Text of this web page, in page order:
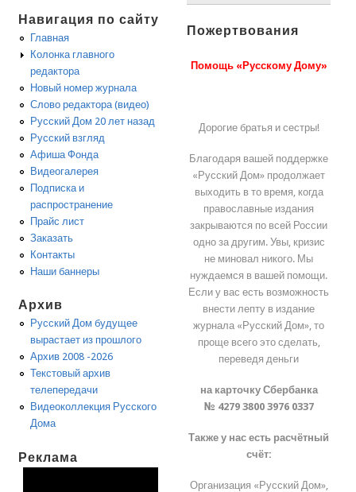
Навигация по сайту
Главная
Колонка главного
редактора
Новый номер журнала
Слово редактора (видео)
Русский Дом 20 лет назад
Русский взгляд
Афиша Фонда
Видеогалерея
Подписка и
распространение
Прайс лист
Заказать
Контакты
Наши баннеры
Архив
Русский Дом будущее
вырастает из прошлого
Архив 2008 -2026
Текстовый архив
телепередачи
Видеоколлекция Русского
Дома
Реклама
Пожертвования
Помощь «Русскому Дому»
Дорогие братья и сестры!
Благодаря вашей поддержке
«Русский Дом» продолжает
выходить в то время, когда
православные издания
закрываются по всей России
одно за другим. Увы, кризис
не миновал никого. Мы
нуждаемся в вашей помощи.
Если у вас есть возможность
внести лепту в издание
журнала «Русский Дом», то
проще всего это сделать,
переведя деньги
на карточку Сбербанка
№ 4279 3800 3976 0337
Также у нас есть расчётный
счёт:
Организация «Русский Дом»,